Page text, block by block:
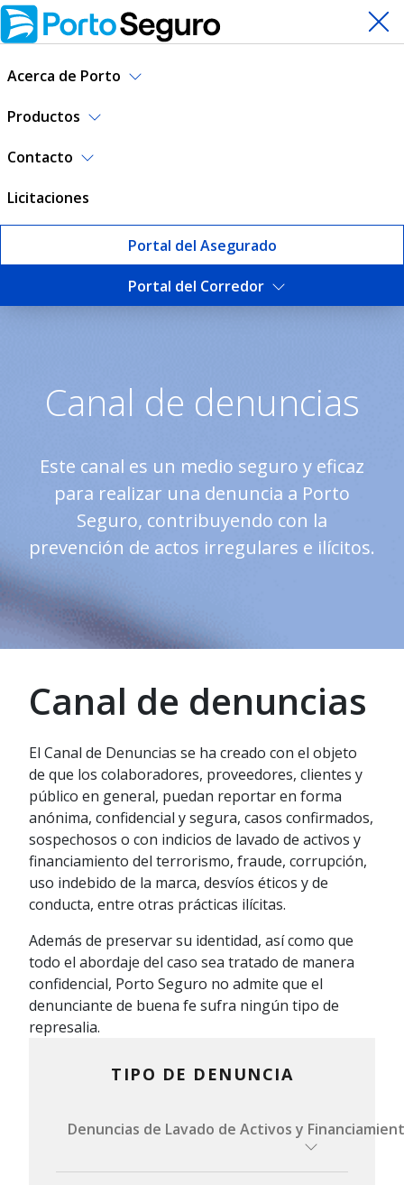
Acerca de Porto
Productos
Contacto
Licitaciones
Portal del Asegurado
Portal del Corredor
Canal de denuncias | Porto
Canal de denuncias
Este canal es un medio seguro y eficaz
para realizar una denuncia a Porto
Seguro, contribuyendo con la
prevención de actos irregulares e ilícitos.
Canal de denuncias
El Canal de Denuncias se ha creado con el objeto
de que los colaboradores, proveedores, clientes y
público en general, puedan reportar en forma
anónima, confidencial y segura, casos confirmados,
sospechosos o con indicios de lavado de activos y
financiamiento del terrorismo, fraude, corrupción,
uso indebido de la marca, desvíos éticos y de
conducta, entre otras prácticas ilícitas.
Además de preservar su identidad, así como que
todo el abordaje del caso sea tratado de manera
confidencial, Porto Seguro no admite que el
denunciante de buena fe sufra ningún tipo de
represalia.
TIPO DE DENUNCIA
Denuncias de Lavado de Activos y